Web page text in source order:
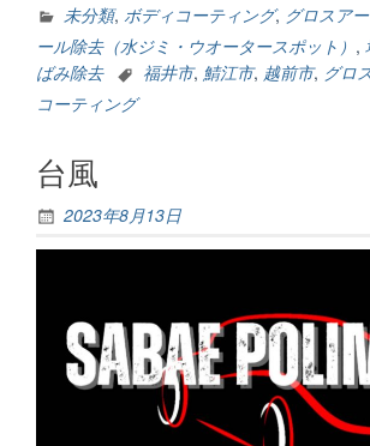
未分類, ボディコーティング, グロスア
ール除去（水ジミ・ウオータースポット） ,
ばみ除去
福井市, 鯖江市, 越前市, グロ
コーティング
台風
2023年8月13日